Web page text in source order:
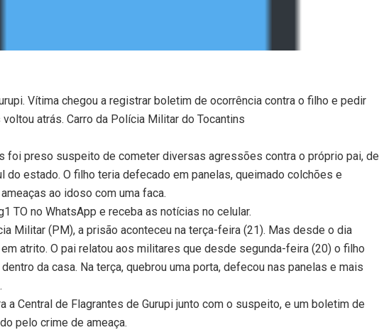
Vítima chegou a registrar boletim de ocorrência contra o filho e pedir
atrás. Carro da Polícia Militar do Tocantins
foi preso suspeito de cometer diversas agressões contra o próprio pai, de
do estado. O filho teria defecado em panelas, queimado colchões e
ao idoso com uma faca.
TO no WhatsApp e receba as notícias no celular.
Militar (PM), a prisão aconteceu na terça-feira (21). Mas desde o dia
atrito. O pai relatou aos militares que desde segunda-feira (20) o filho
da casa. Na terça, quebrou uma porta, defecou nas panelas e mais
a Central de Flagrantes de Gurupi junto com o suspeito, e um boletim de
pelo crime de ameaça.